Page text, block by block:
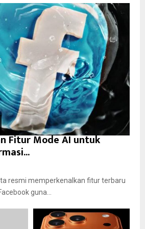
Fitur Mode AI untuk
resmi memperkenalkan fitur terbaru
guna...